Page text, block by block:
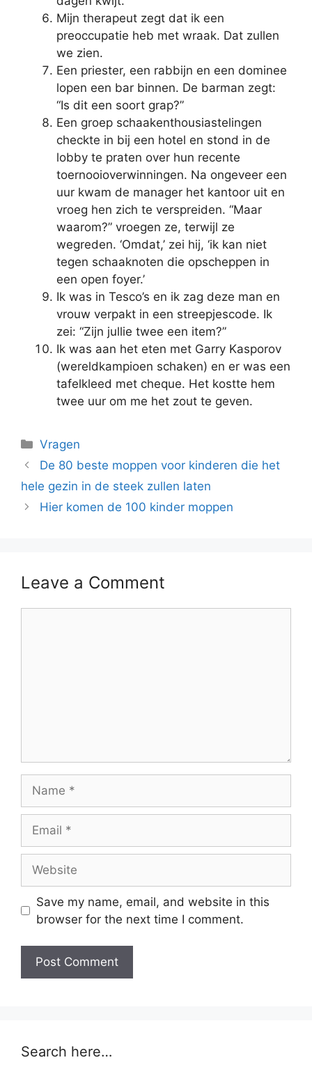
Mijn therapeut zegt dat ik een
preoccupatie heb met wraak. Dat zullen
we zien.
Een priester, een rabbijn en een dominee
lopen een bar binnen. De barman zegt:
“Is dit een soort grap?”
Een groep schaakenthousiastelingen
checkte in bij een hotel en stond in de
lobby te praten over hun recente
toernooioverwinningen. Na ongeveer een
uur kwam de manager het kantoor uit en
vroeg hen zich te verspreiden. “Maar
waarom?” vroegen ze, terwijl ze
wegreden. ‘Omdat,’ zei hij, ‘ik kan niet
tegen schaaknoten die opscheppen in
een open foyer.’
Ik was in Tesco’s en ik zag deze man en
vrouw verpakt in een streepjescode. Ik
zei: “Zijn jullie twee een item?”
Ik was aan het eten met Garry Kasporov
(wereldkampioen schaken) en er was een
tafelkleed met cheque. Het kostte hem
twee uur om me het zout te geven.
Vragen
De 80 beste moppen voor kinderen die het
hele gezin in de steek zullen laten
Hier komen de 100 kinder moppen
Leave a Comment
Save my name, email, and website in this
browser for the next time I comment.
Search here…